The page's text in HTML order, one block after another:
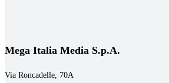
Mega Italia Media S.p.A.
Via Roncadelle, 70A